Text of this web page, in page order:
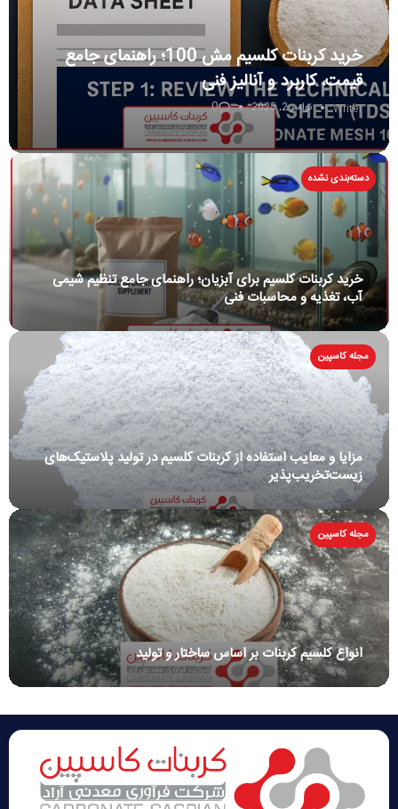
خرید کربنات کلسیم مش 100؛ راهنمای جامع
قیمت، کاربرد و آنالیز فنی
Writer نوامبر 2, 2025 0
خرید کربنات کلسیم برای آبزیان؛ راهنمای جامع تنظیم شیمی
آب، تغذیه و محاسبات فنی
دسته‌بندی نشده
مزایا و معایب استفاده از کربنات کلسیم در تولید پلاستیک‌های
زیست‌تخریب‌پذیر
مجله کاسپین
انواع کلسیم کربنات بر اساس ساختار و تولید
مجله کاسپین